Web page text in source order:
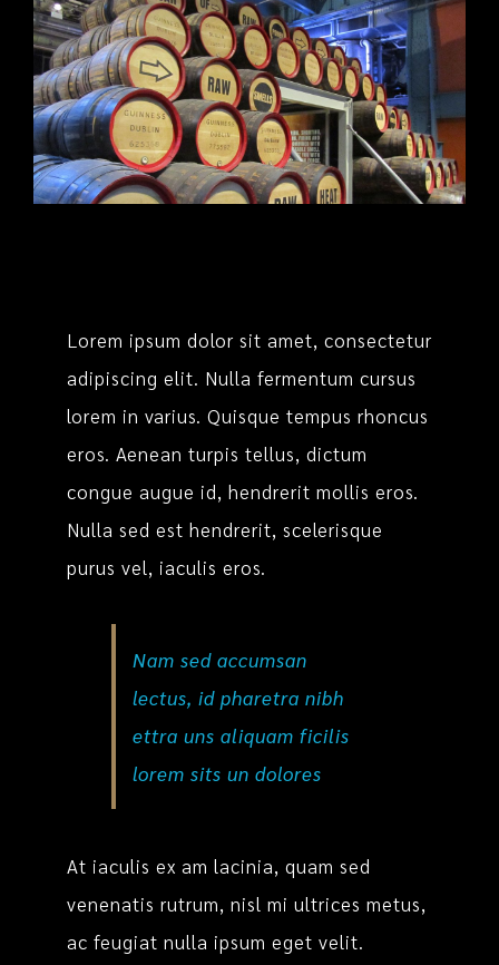
Lorem ipsum dolor sit amet, consectetur
adipiscing elit. Nulla fermentum cursus
lorem in varius. Quisque tempus rhoncus
eros. Aenean turpis tellus, dictum
congue augue id, hendrerit mollis eros.
Nulla sed est hendrerit, scelerisque
purus vel, iaculis eros.
Nam sed accumsan
lectus, id pharetra nibh
ettra uns aliquam ficilis
lorem sits un dolores
At iaculis ex am lacinia, quam sed
venenatis rutrum, nisl mi ultrices metus,
ac feugiat nulla ipsum eget velit.